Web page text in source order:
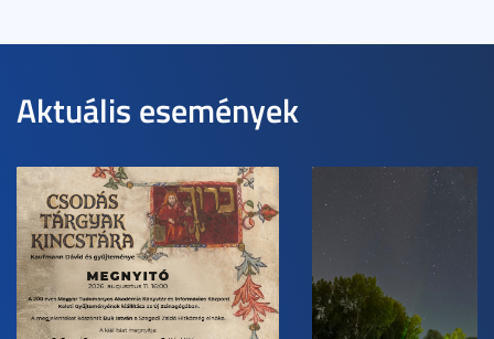
Aktuális események